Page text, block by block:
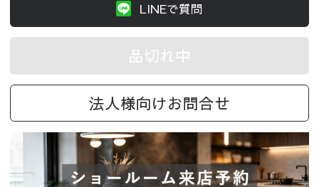
LINEで質問
品切れ中
法人様向けお問合せ